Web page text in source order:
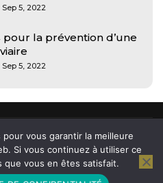
Sep 5, 2022
pour la prévention d’une
Sep 5, 2022
des jeunes. All Rights Reserved.
vous garantir la meilleure
Si vous continuez à utiliser ce
que vous en êtes satisfait.